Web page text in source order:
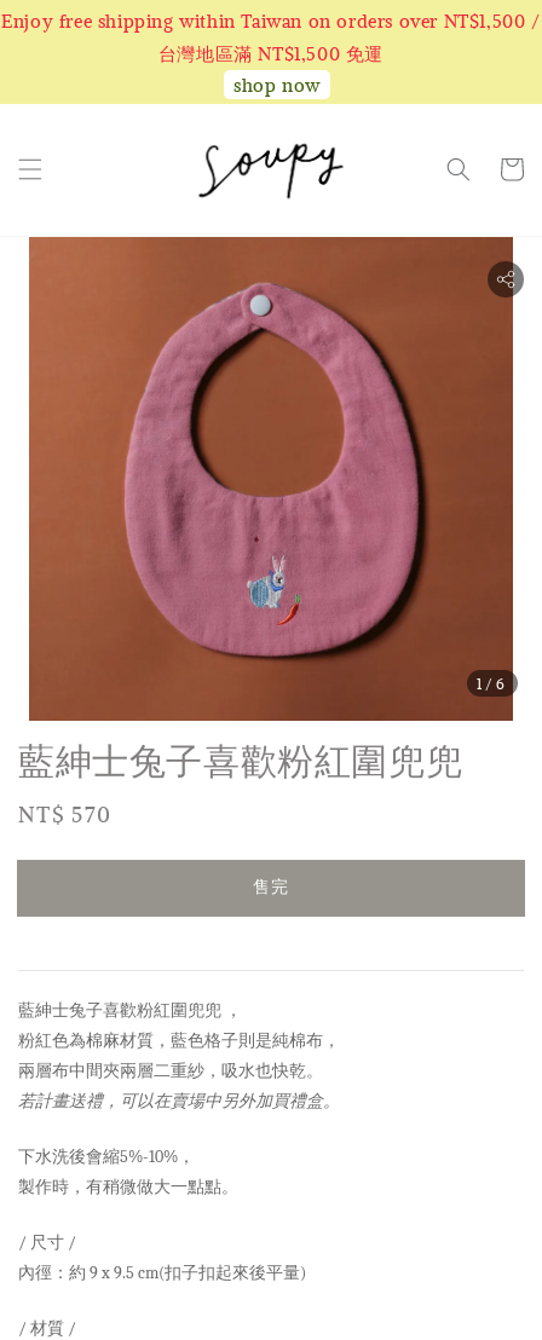
Enjoy free shipping within Taiwan on orders over NT$1,500 /
台灣地區滿 NT$1,500 免運
shop now
1 /6
藍紳士兔子喜歡粉紅圍兜兜
Regular
NT$ 570
售完
藍紳士兔子喜歡粉紅圍兜兜 ，
粉紅色為棉麻材質，藍色格子則是純棉布，
兩層布中間夾兩層二重紗，吸水也快乾。
若計畫送禮，可以在賣場中另外加買禮盒。
下水洗後會縮5%-10%，
製作時，有稍微做大一點點。
/ 尺寸 /
內徑：約 9 x 9.5 cm(扣子扣起來後平量)
/ 材質 /